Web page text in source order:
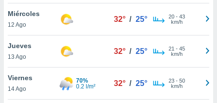
cookies
aceptar
Miércoles
12 Ago
32° / 25° 20- 43
km/h
Jueves
13 Ago
32° / 25° 21 - 45
km/h
Viernes
14 Ago
70%
0.2 l/m²
32° / 25° 23- 50
km/h